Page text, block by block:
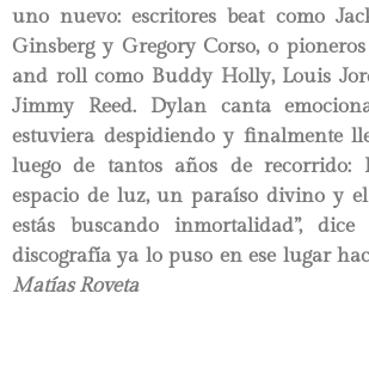
uno nuevo: escritores beat como
Ginsberg y Gregory Corso, o
and roll como Buddy Holly, Louis
Jimmy Reed. Dylan canta
estuviera despidiendo y finalmente
luego de tantos años de recorrido:
espacio de luz, un paraíso divino y
estás buscando inmortalidad”,
discografía ya lo puso en ese lugar
Matías Roveta